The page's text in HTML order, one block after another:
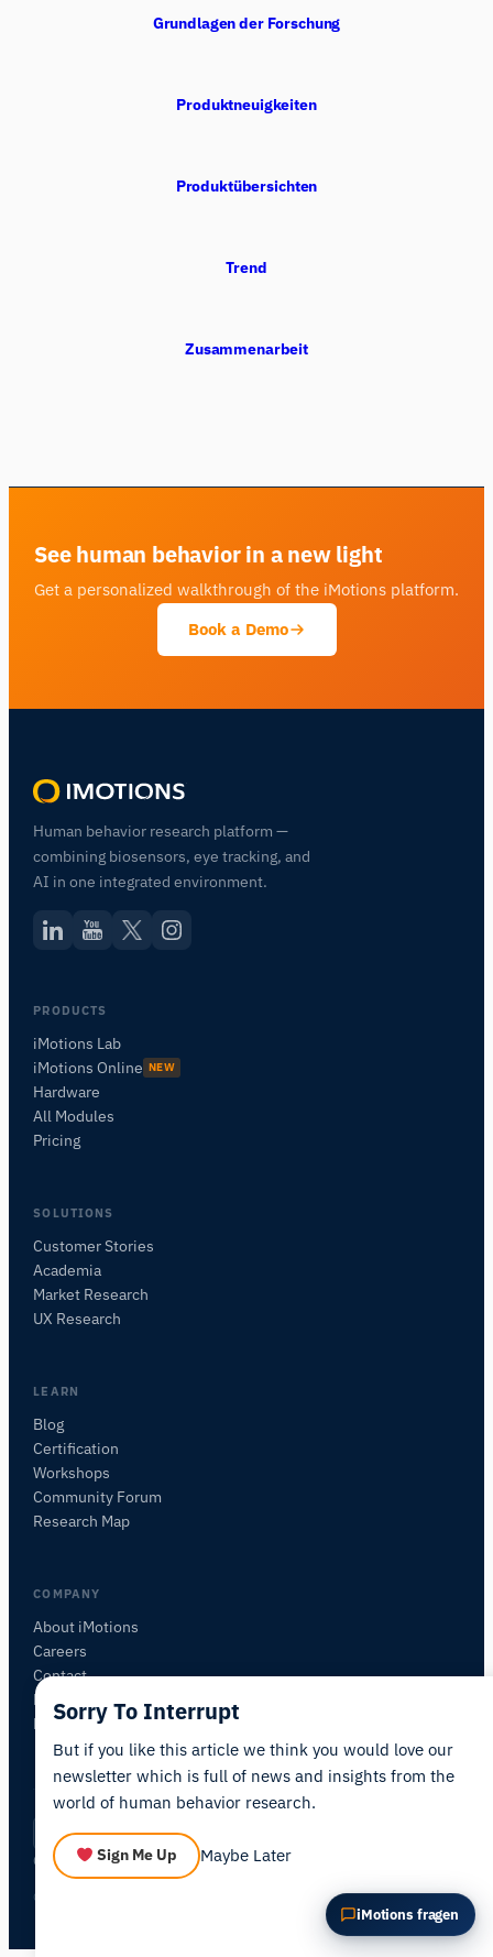
Grundlagen der Forschung
Produktneuigkeiten
Produktübersichten
Trend
Zusammenarbeit
See human behavior in a new light
Get a personalized walkthrough of the iMotions platform.
Book a Demo
Human behavior research platform —
combining biosensors, eye tracking, and
AI in one integrated environment.
PRODUCTS
iMotions Lab
iMotions Online NEW
Hardware
All Modules
Pricing
SOLUTIONS
Customer Stories
Academia
Market Research
UX Research
LEARN
Blog
Certification
Workshops
Community Forum
Research Map
COMPANY
About iMotions
Careers
Contact
My iMotions
Newsletter
DE |Privacy Policy
Cookie Settings
© 2026 iMotions A/S. All rights reserved.
iMotions fragen
FRAGEN SIE ZU DIESEM ARTIKEL
Diesen Artikel zusammenfassen
Wie könnte ich das anwenden?
Sorry To Interrupt
But if you like this article we think you would love our
newsletter which is full of news and insights from the
world of human behavior research.
Sign Me Up Maybe Later